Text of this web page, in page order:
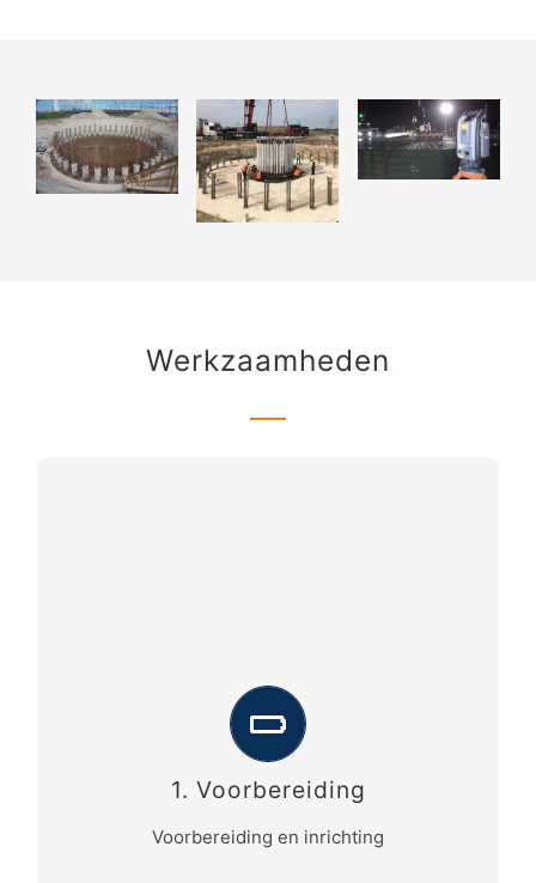
Werkzaamheden
1. Voorbereiding
Voorbereiding en inrichting
engineering fase 2: “Aangepast bouwen 12
Uitvoeren nulinspectie met LIDAR en
orthomosaicfoto’s.